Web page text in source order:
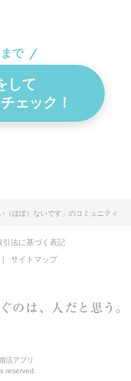
で
して
ェック！
（ほぼ）ないです」のコミュニティ
引法に基づく表記
サイトマップ
活アプリ
reserved.